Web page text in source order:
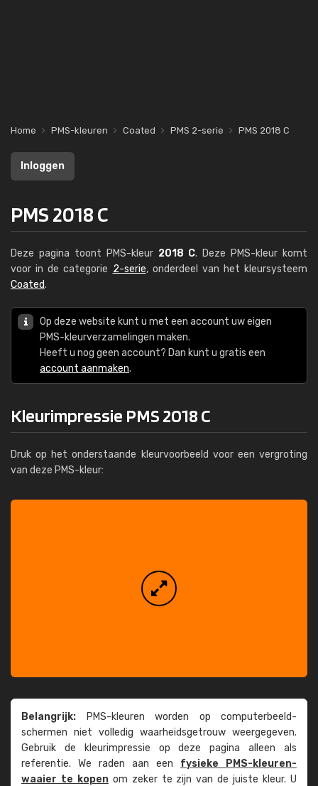
Home PMS-kleuren Coated PMS 2-serie PMS 2018 C
Inloggen
PMS 2018 C
Deze pagina toont PMS-kleur 2018 C. Deze PMS-kleur komt
voor in de categorie 2-serie, onderdeel van het kleursysteem
Coated.
Op deze website kunt u met een account uw eigen
PMS-kleurverzamelingen maken.
Heeft u nog geen account? Dan kunt u gratis een
account aanmaken.
Kleurimpressie PMS 2018 C
Druk op het onderstaande kleurvoorbeeld voor een vergroting
van deze PMS-kleur:
Belangrijk: PMS-kleuren worden op computer­beeld­
schermen niet volledig waarheids­­getrouw weer­gegeven.
Gebruik de kleur­impressie op deze pagina alleen als
referentie. We raden aan een fysieke PMS-kleuren­
waaier te kopenom zeker te zijn van de juiste kleur. U